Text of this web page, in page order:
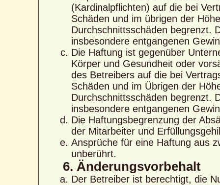
(Kardinalpflichten) auf die bei
Schäden und im übrigen der
Durchschnittsschäden begrenzt.
insbesondere entgangenen
Die Haftung ist gegenüber
Körper und Gesundheit oder
des Betreibers auf die bei
Schäden und im Übrigen der
Durchschnittsschäden begrenzt.
insbesondere entgangenen
Die Haftungsbegrenzung der
der Mitarbeiter und
Ansprüche für eine Haftung aus
unberührt.
6. Änderungsvorbehalt
Der Betreiber ist berechtigt, die